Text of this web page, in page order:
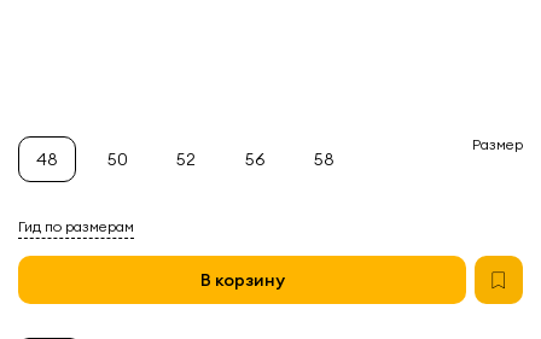
Гид по размерам
В корзину
Размер
48 50 52 56 58